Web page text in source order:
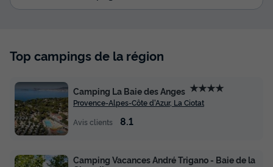
Top campings de la région
Camping La Baie des Anges ★★★★
Provence-Alpes-Côte d'Azur, La Ciotat
Avis clients
8.1
Camping Vacances André Trigano - Baie de la